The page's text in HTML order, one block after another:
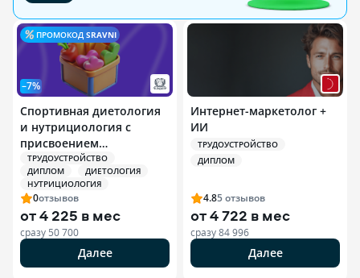
ПРОМОКОД SRAVNI
–7%
Спортивная диетология
и нутрициология с
присвоением
квалификации
Специалист по
спортивной
нутрициологии
ТРУДОУСТРОЙСТВО
ДИПЛОМ
ДИЕТОЛОГИЯ
НУТРИЦИОЛОГИЯ
0отзывов
от4 225 в мес
сразу 50 700
Далее
Интернет-маркетолог +
ИИ
ТРУДОУСТРОЙСТВО
ДИПЛОМ
4.85отзывов
от4 722 в мес
сразу84 996
Далее